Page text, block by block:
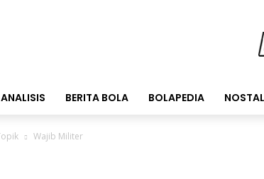
ANALISIS BERITA BOLA BOLAPEDIA
Wajib Militer